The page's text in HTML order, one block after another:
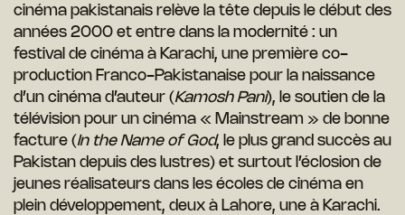
cinéma pakistanais relève la tête depuis le début des
années 2000 et entre dans la modernité : un
festival de cinéma à Karachi, une première co-
production Franco-Pakistanaise pour la naissance
d’un cinéma d’auteur (Kamosh Pani), le soutien de la
télévision pour un cinéma « Mainstream » de bonne
facture (In the Name of God, le plus grand succès au
Pakistan depuis des lustres) et surtout l’éclosion de
jeunes réalisateurs dans les écoles de cinéma en
plein développement, deux à Lahore, une à Karachi.